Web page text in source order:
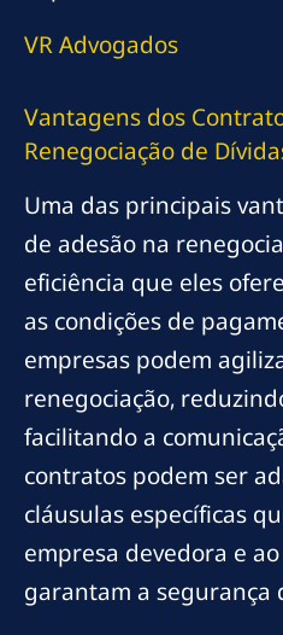
VR Advogados
Vantagens dos
Renegociação de
Uma das principais
de adesão na
eficiência que eles
as condições de
empresas podem
renegociação,
facilitando a
contratos podem ser
cláusulas específicas
empresa devedora e
garantam a segurança